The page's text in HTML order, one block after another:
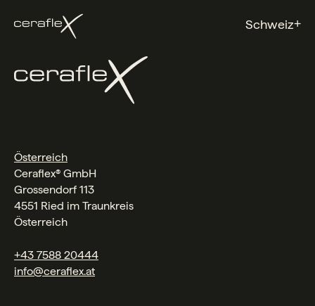
Schweiz+
Österreich
Ceraflex® GmbH
Grossendorf 113
4551 Ried im Traunkreis
Österreich
+43 7588 20444
info@ceraflex.at